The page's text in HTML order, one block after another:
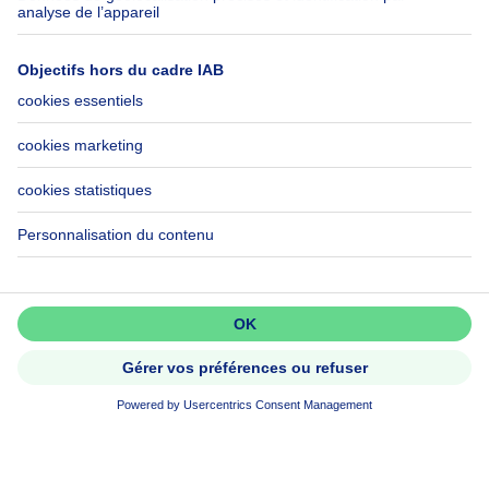
Appeler Contacter
Emplois
SeLoger.com
Immowelt.de
Aide
FAQ
Immoweb Blog
LinkedIn
Immoweb SA © 2026 - Tous droits réservés
Conditions d'utilisation Gestion des cookies